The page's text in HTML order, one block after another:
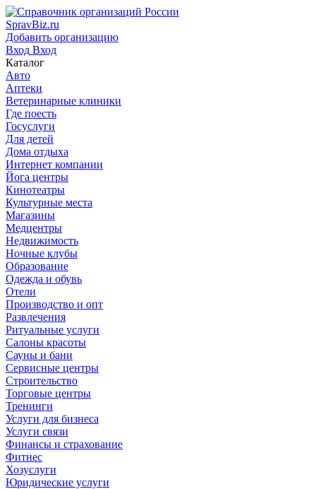
SpravBiz.ru
Добавить организацию
Вход Вход
Каталог
Авто
Аптеки
Ветеринарные клиники
Где поесть
Госуслуги
Для детей
Дома отдыха
Интернет компании
Йога центры
Кинотеатры
Культурные места
Магазины
Медцентры
Недвижимость
Ночные клубы
Образование
Одежда и обувь
Отели
Производство и опт
Развлечения
Ритуальные услуги
Салоны красоты
Сауны и бани
Сервисные центры
Строительство
Торговые центры
Тренинги
Услуги для бизнеса
Услуги связи
Финансы и страхование
Фитнес
Хозуслуги
Юридические услуги